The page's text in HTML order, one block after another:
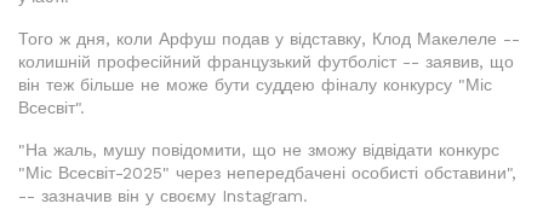
Того ж дня, коли Арфуш подав у відставку, Клод Макелеле --
колишній професійний французький футболіст -- заявив, що
він теж більше не може бути суддею фіналу конкурсу "Міс
Всесвіт".
"На жаль, мушу повідомити, що не зможу відвідати конкурс
"Міс Всесвіт-2025" через непередбачені особисті обставини",
-- зазначив він у своєму Instagram.